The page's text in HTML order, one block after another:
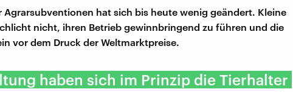
Agrarsubventionen hat sich bis heute wenig geändert. Kleine
nicht, ihren Betrieb gewinnbringend zu führen und die
vor dem Druck der Weltmarktpreise.
haben sich im Prinzip die Tierhalter